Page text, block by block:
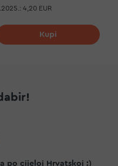
4,20 EUR
na listu želja
Kupi
po cijeloj Hrvatskoj :)